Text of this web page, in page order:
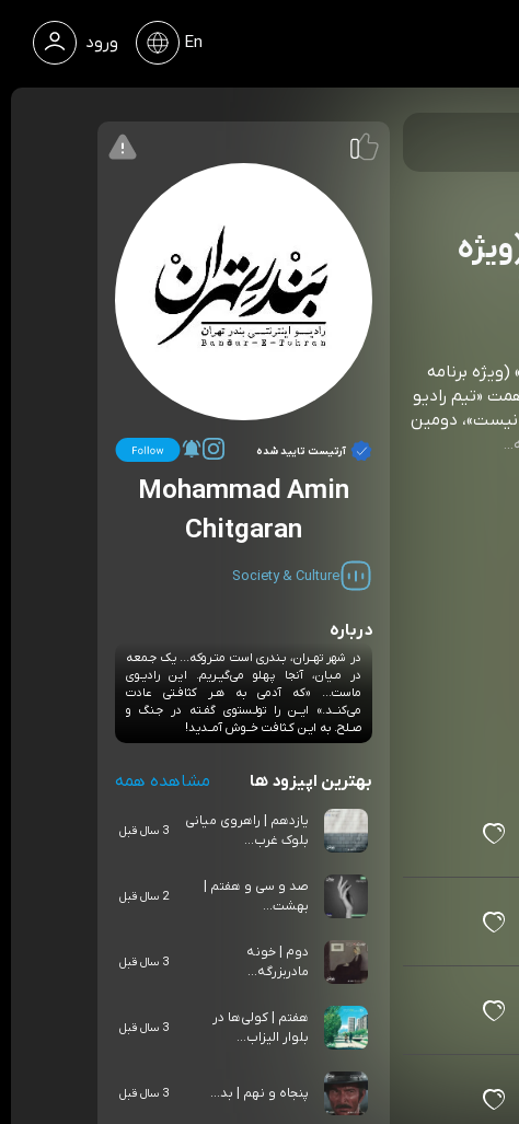
ورود En
برنامه
حمایت و همت «تیم رادیو
نیست»، دومین
آرتیست تایید شده
Mohammad Amin
Chitgaran
Society & Culture
درباره
در شهر ‌تهــران، بـندری است متـروکه... یک جـمعه
در مـیان، آنجا پهـلو می‌گیـریم. این رادیـوی
ماست...‌ «که آدمی به هـر کثافـتی عادت
می‌کنــد.» ایــن را تولـستوی گفـته در جـنگ و
صـلح. به ایـن کـثافت خــوش آمــدید!
بهترین اپیزود ها مشاهده همه
یازدهم | راهروی میانی
بلوک غرب...
3 سال قبل
صد و سی و هفتم |
بهشت...
2 سال قبل
دوم | خونه
مادربزرگه...
3 سال قبل
هفتم | کولی‌ها در
بلوار الیزاب...
3 سال قبل
پنجاه و نهم | بد... 3 سال قبل